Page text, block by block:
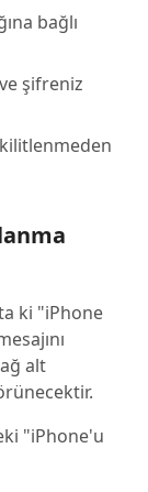
bağlı
şifreniz
ki "iPhone
alt
"iPhone'u